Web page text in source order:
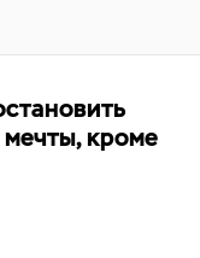
кроме